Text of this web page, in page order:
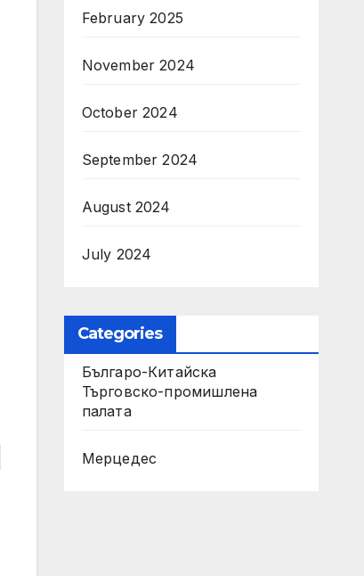
February 2025
November 2024
October 2024
September 2024
August 2024
July 2024
Categories
Българо-Китайска
Търговско-промишлена
палaта
Мерцедес